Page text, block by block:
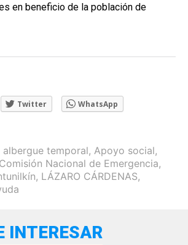
en beneficio de la población de
Twitter WhatsApp
albergue temporal, Apoyo social,
Comisión Nacional de Emergencia,
, LÁZARO CÁRDENAS,
INTERESAR